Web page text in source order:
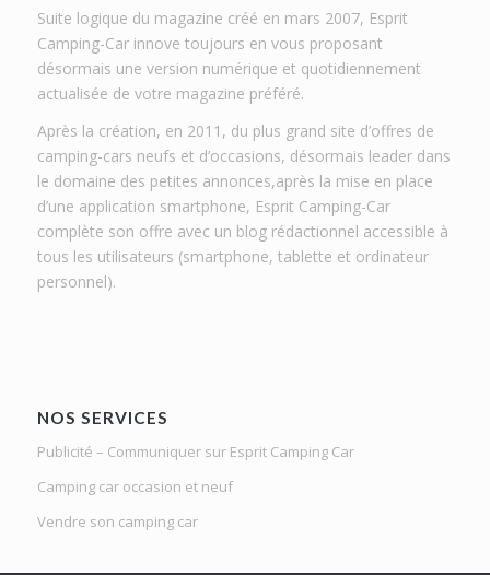
Suite logique du magazine créé en mars 2007, Esprit
Camping-Car innove toujours en vous proposant
désormais une version numérique et quotidiennement
actualisée de votre magazine préféré.
Après la création, en 2011, du plus grand site d’offres de
camping-cars neufs et d’occasions, désormais leader dans
le domaine des petites annonces,après la mise en place
d’une application smartphone, Esprit Camping-Car
complète son offre avec un blog rédactionnel accessible à
tous les utilisateurs (smartphone, tablette et ordinateur
personnel).
NOS SERVICES
Publicité – Communiquer sur Esprit Camping Car
Camping car occasion et neuf
Vendre son camping car